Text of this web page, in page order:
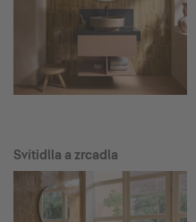
Svítidlla a zrcadla